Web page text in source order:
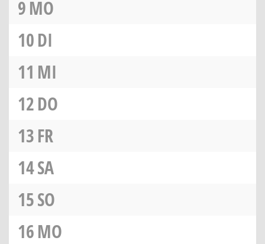
9MO
10DI
11 MI
12DO
13FR
14SA
15SO
16MO